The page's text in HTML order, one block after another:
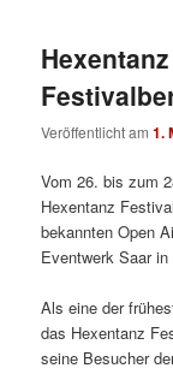
Veröffentlicht am1.
Vom 26. bis zum
Hexentanz
bekannten Open
Eventwerk Saar
Als eine der
das Hexentanz
seine Besucher